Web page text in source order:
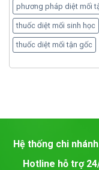
phương pháp diệt mối
thuốc diệt mối sinh học
thuốc diệt mối tận gốc
Hệ thống chi
Hotline hỗ trợ